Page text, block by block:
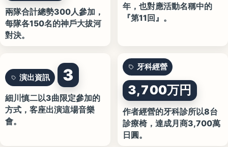
兩隊合計總勢300人參加，
每隊各150名的神戶大拔河
對決。
年，也對應活動名稱中的
『第11回』。
演出資訊 3
細川慎二以3曲限定參加的
方式，客座出演這場音樂
會。
牙科經營
3,700万円
作者經營的牙科診所以8台
診療椅，達成月商3,700萬
日圓。